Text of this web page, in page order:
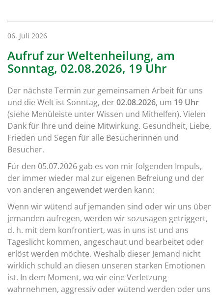
06. Juli 2026
Aufruf zur Weltenheilung, am
Sonntag, 02.08.2026, 19 Uhr
Der nächste Termin zur gemeinsamen Arbeit für uns
und die Welt ist Sonntag, der02.08.2026, um 19 Uhr
(siehe Menüleiste unter Wissen und Mithelfen). Vielen
Dank für Ihre und deine Mitwirkung. Gesundheit, Liebe,
Frieden und Segen für alle Besucherinnen und
Besucher.
Für den 05.07.2026 gab es von mir folgenden Impuls,
der immer wieder mal zur eigenen Befreiung und der
von anderen angewendet werden kann:
Wenn wir wütend auf jemanden sind oder wir uns über
jemanden aufregen, werden wir sozusagen getriggert,
d. h. mit dem konfrontiert, was in uns ist und ans
Tageslicht kommen, angeschaut und bearbeitet oder
erlöst werden möchte. Weshalb dieser Jemand nicht
wirklich schuld an diesen unseren starken Emotionen
ist. In dem Moment, wo wir eine Verletzung
wahrnehmen, aggressiv oder wütend werden oder uns